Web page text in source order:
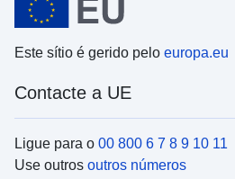
Este sítio é gerido pelo europa.eu
Contacte a UE
Ligue para o 00 800 6 7 8 9 10 11
Use outros outros números